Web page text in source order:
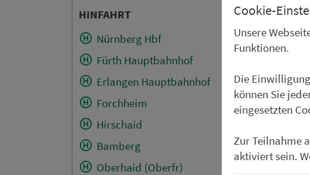
HINFAHRT
Nürnberg Hbf
Fürth Hauptbahnhof
Erlangen Hauptbahnhof
Forchheim
Hirschaid
Bamberg
Oberhaid (Oberfr)
Cookie-
Unsere
Funktionen.
Die
können Sie
eingesetzten
Zur Teilnahme
aktiviert sein.